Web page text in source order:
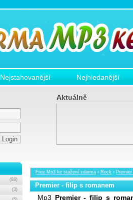
Nejstahovanější Nejhledanější
Aktuálně
Free Mp3 ke stažení zdarma › Rock ›
Premier - filip s romanem
Mp3
Premier - filip s
(88)
(3)